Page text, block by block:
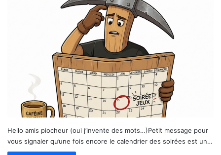
Hello amis piocheur (oui j’invente des mots…)Petit message pour
vous signaler qu’une fois encore le calendrier des soirées est un…